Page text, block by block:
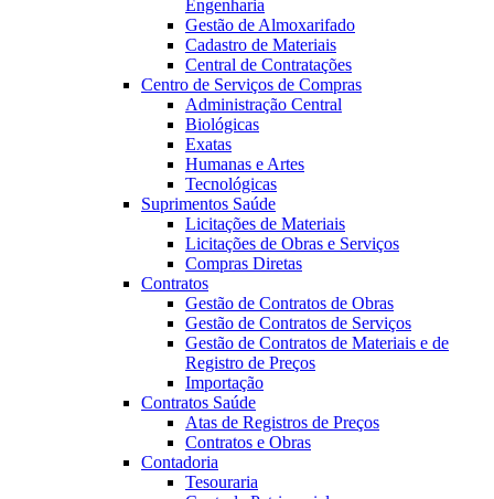
Engenharia
Gestão de Almoxarifado
Cadastro de Materiais
Central de Contratações
Centro de Serviços de Compras
Administração Central
Biológicas
Exatas
Humanas e Artes
Tecnológicas
Suprimentos Saúde
Licitações de Materiais
Licitações de Obras e Serviços
Compras Diretas
Contratos
Gestão de Contratos de Obras
Gestão de Contratos de Serviços
Gestão de Contratos de Materiais e de
Registro de Preços
Importação
Contratos Saúde
Atas de Registros de Preços
Contratos e Obras
Contadoria
Tesouraria